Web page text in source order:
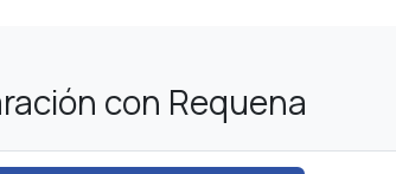
con Requena